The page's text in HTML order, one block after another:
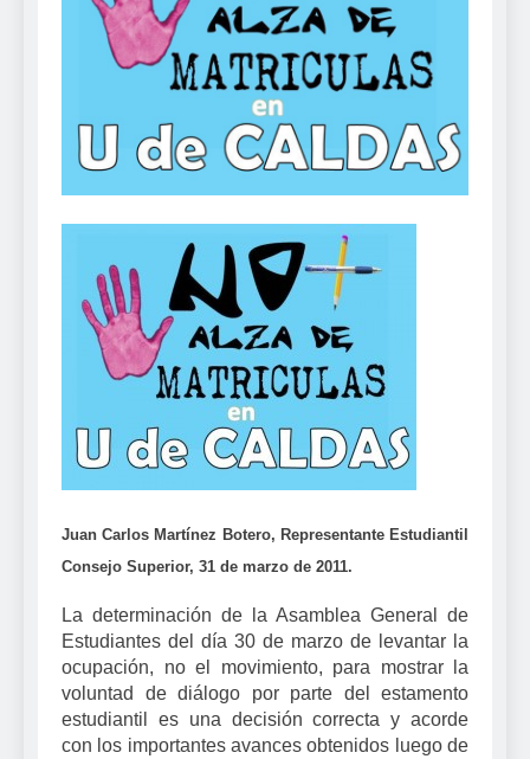
Juan Carlos Martínez Botero, Representante Estudiantil
Consejo Superior, 31 de marzo de 2011.
La determinación de la Asamblea General de
Estudiantes del día 30 de marzo de levantar la
ocupación, no el movimiento, para mostrar la
voluntad de diálogo por parte del estamento
estudiantil es una decisión correcta y acorde
con los importantes avances obtenidos luego de